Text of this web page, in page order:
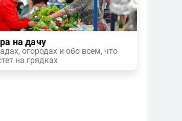
на дачу
огородах и обо всем, что
на грядках